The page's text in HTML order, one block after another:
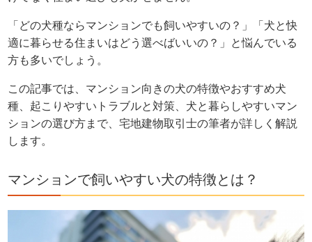
「どの犬種ならマンションでも飼いやすいの？」「犬と快
適に暮らせる住まいはどう選べばいいの？」と悩んでいる
方も多いでしょう。
この記事では、マンション向きの犬の特徴やおすすめ犬
種、起こりやすいトラブルと対策、犬と暮らしやすいマン
ションの選び方まで、宅地建物取引士の筆者が詳しく解説
します。
マンションで飼いやすい犬の特徴とは？